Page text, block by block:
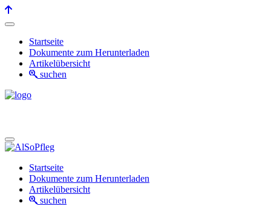
Startseite
Dokumente zum Herunterladen
Artikelübersicht
suchen
Startseite
Dokumente zum Herunterladen
Artikelübersicht
suchen